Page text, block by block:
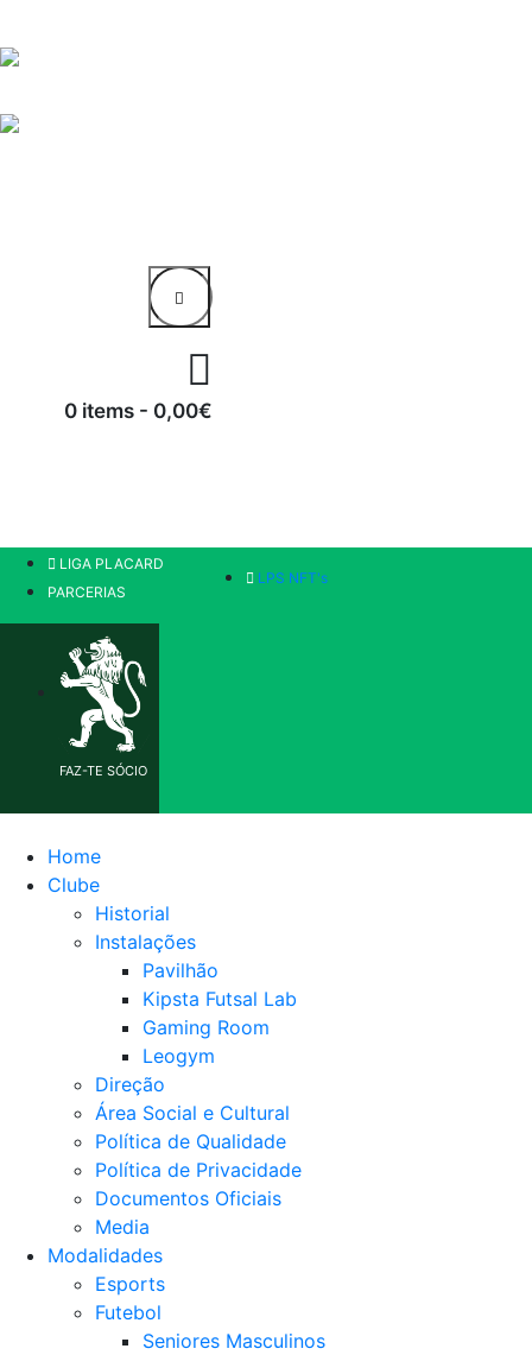
0 items - 0,00€
LIGA PLACARD
PARCERIAS
LPS NFT's
FAZ-TE SÓCIO
Home
Clube
Historial
Instalações
Pavilhão
Kipsta Futsal Lab
Gaming Room
Leogym
Direção
Área Social e Cultural
Política de Qualidade
Política de Privacidade
Documentos Oficiais
Media
Modalidades
Esports
Futebol
Seniores Masculinos